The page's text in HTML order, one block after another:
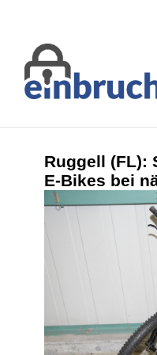
Ruggell (FL):
E-Bikes bei